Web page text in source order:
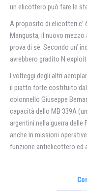
un elicottero può fare le
A proposito di elicotteri c’
Mangusta, il nuovo mezzo
prova di sè. Secondo un’
avrebbero gradito N
I volteggi degli altri
il piatto forte costituito
colonnello Giuseppe
capacità dello MB 339A
argentini nella guerra
anche in missioni
funzione antielicottero ed